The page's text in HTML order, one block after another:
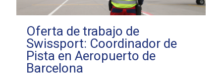
Oferta de trabajo de
Swissport: Coordinador de
Pista en Aeropuerto de
Barcelona